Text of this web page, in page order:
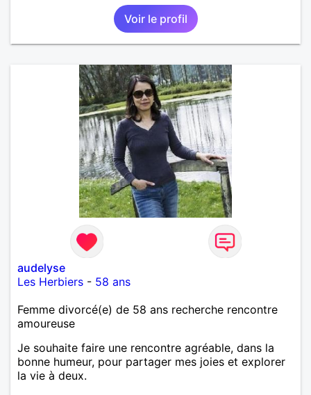
Voir le profil
audelyse
Les Herbiers - 58 ans
Femme divorcé(e) de 58 ans recherche rencontre
amoureuse
Je souhaite faire une rencontre agréable, dans la
bonne humeur, pour partager mes joies et explorer
la vie à deux.